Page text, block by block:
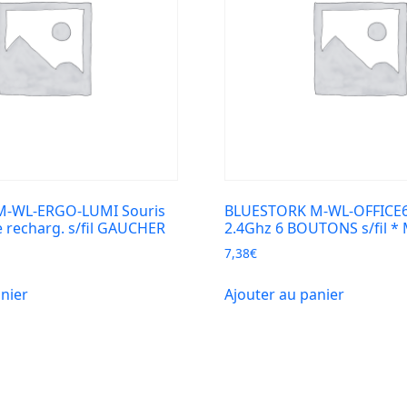
WL-ERGO-LUMI Souris
s/fil GAUCHER
BLUESTORK M-WL-
2.4Ghz 6 BOUTONS s/fil *
7,38€
Ajouter au panier